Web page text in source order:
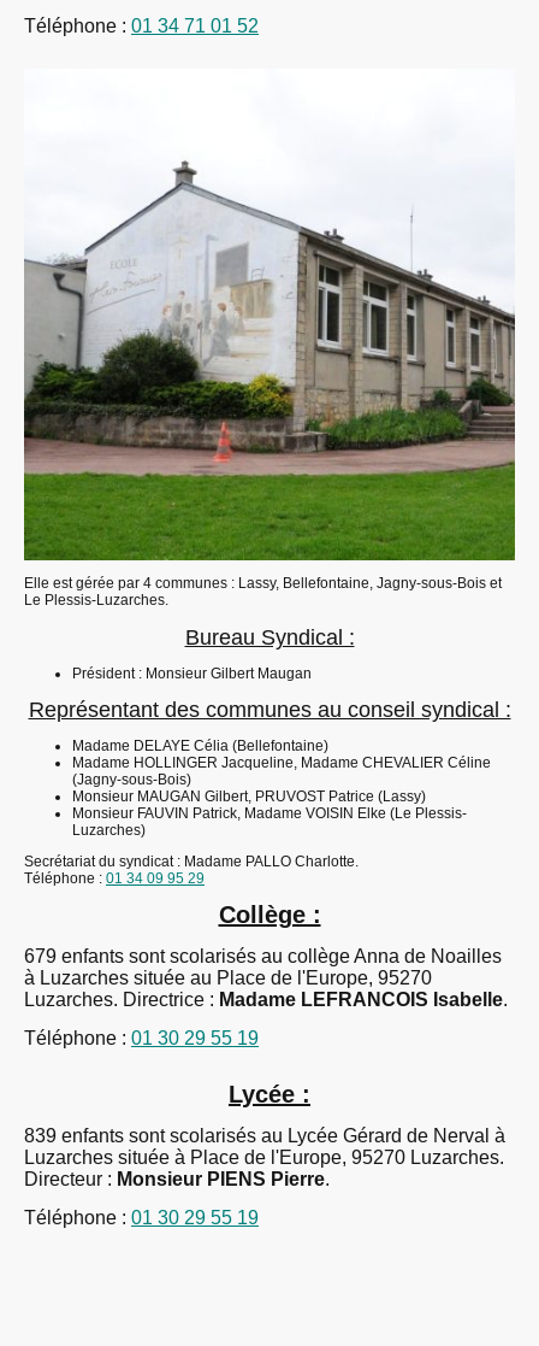
Téléphone : 01 34 71 01 52
Elle est gérée par 4 communes : Lassy, Bellefontaine, Jagny-sous-Bois et
Le Plessis-Luzarches.
Bureau Syndical :
Président : Monsieur Gilbert Maugan
Représentant des communes au conseil syndical :
Madame DELAYE Célia (Bellefontaine)
Madame HOLLINGER Jacqueline, Madame CHEVALIER Céline
(Jagny-sous-Bois)
Monsieur MAUGAN Gilbert, PRUVOST Patrice (Lassy)
Monsieur FAUVIN Patrick, Madame VOISIN Elke (Le Plessis-
Luzarches)
Secrétariat du syndicat : Madame PALLO Charlotte.
Téléphone : 01 34 09 95 29
Collège :
679 enfants sont scolarisés au collège Anna de Noailles
à Luzarches située au Place de l'Europe, 95270
Luzarches. Directrice : Madame LEFRANCOIS Isabelle.
Téléphone : 01 30 29 55 19
Lycée :
839 enfants sont scolarisés au Lycée Gérard de Nerval à
Luzarches située à Place de l'Europe, 95270 Luzarches.
Directeur : Monsieur PIENS Pierre.
Téléphone : 01 30 29 55 19